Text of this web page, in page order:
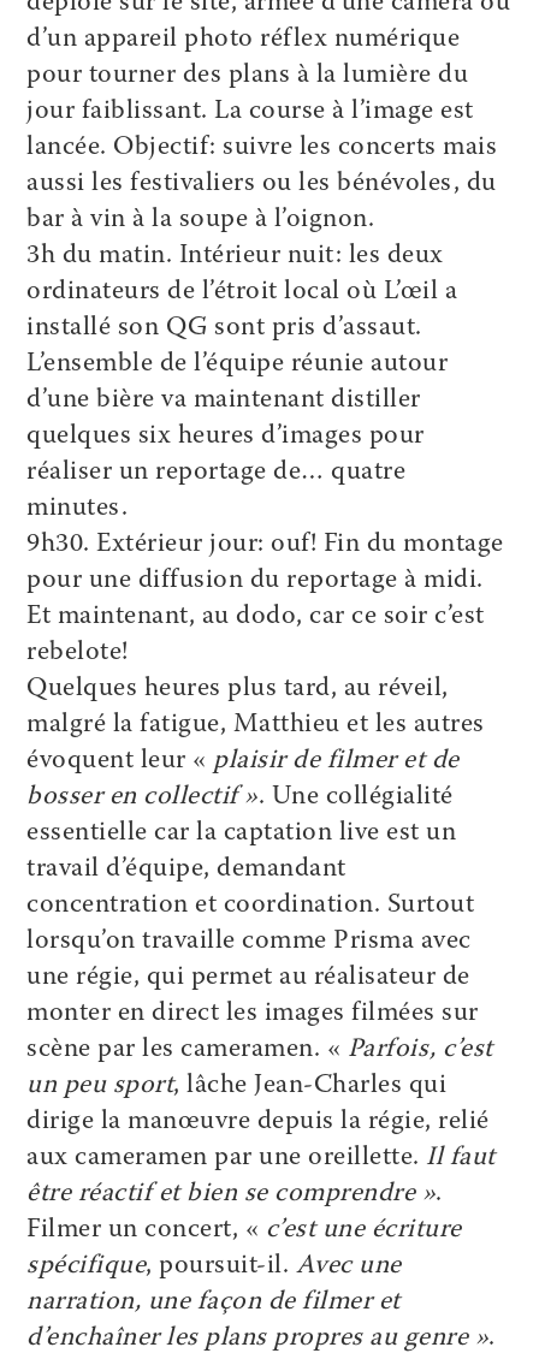
d’un appareil photo réflex numérique
pour tourner des plans à la lumière du
jour faiblissant. La course à l’image est
lancée. Objectif: suivre les concerts mais
aussi les festivaliers ou les bénévoles, du
bar à vin à la soupe à l’oignon.
3h du matin. Intérieur nuit: les deux
ordinateurs de l’étroit local où L’œil a
installé son QG sont pris d’assaut.
L’ensemble de l’équipe réunie autour
d’une bière va maintenant distiller
quelques six heures d’images pour
réaliser un reportage de… quatre
minutes.
9h30. Extérieur jour: ouf! Fin du montage
pour une diffusion du reportage à midi.
Et maintenant, au dodo, car ce soir c’est
rebelote!
Quelques heures plus tard, au réveil,
malgré la fatigue, Matthieu et les autres
évoquent leur « plaisir de filmer et de
bosser en collectif ». Une collégialité
essentielle car la captation live est un
travail d’équipe, demandant
concentration et coordination. Surtout
lorsqu’on travaille comme Prisma avec
une régie, qui permet au réalisateur de
monter en direct les images filmées sur
scène par les cameramen. « Parfois, c’est
un peu sport, lâche Jean-Charles qui
dirige la manœuvre depuis la régie, relié
aux cameramen par une oreillette. Il faut
être réactif et bien se comprendre ».
Filmer un concert, « c’est une écriture
spécifique, poursuit-il. Avec une
narration, une façon de filmer et
d’enchaîner les plans propres au genre ».